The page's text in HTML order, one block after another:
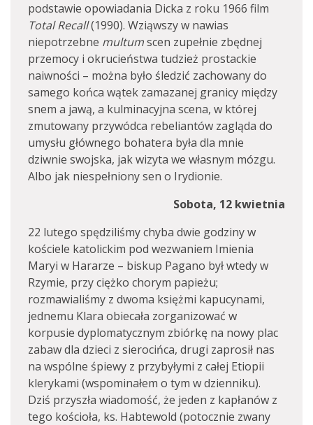
podstawie opowiadania Dicka z roku 1966 film
Total Recall(1990). Wziąwszy w nawias
niepotrzebne multumscen zupełnie zbędnej
przemocy i okrucieństwa tudzież prostackie
naiwności – można było śledzić zachowany do
samego końca wątek zamazanej granicy między
snem a jawą, a kulminacyjna scena, w której
zmutowany przywódca rebeliantów zagląda do
umysłu głównego bohatera była dla mnie
dziwnie swojska, jak wizyta we własnym mózgu.
Albo jak niespełniony sen o Irydionie.
Sobota, 12 kwietnia
22 lutego spędziliśmy chyba dwie godziny w
kościele katolickim pod wezwaniem Imienia
Maryi w Hararze – biskup Pagano był wtedy w
Rzymie, przy ciężko chorym papieżu;
rozmawialiśmy z dwoma księżmi kapucynami,
jednemu Klara obiecała zorganizować w
korpusie dyplomatycznym zbiórkę na nowy plac
zabaw dla dzieci z sierocińca, drugi zaprosił nas
na wspólne śpiewy z przybyłymi z całej Etiopii
klerykami (wspominałem o tym w dzienniku).
Dziś przyszła wiadomość, że jeden z kapłanów z
tego kościoła, ks. Habtewold (potocznie zwany